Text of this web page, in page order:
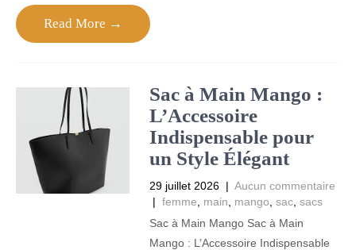
Read More →
Sac à Main Mango :
L’Accessoire
Indispensable pour
un Style Élégant
29 juillet 2026 | Aucun commentaire
| femme main mango sac, sacs
Sac à Main Mango Sac à Main
Mango : L’Accessoire Indispensable